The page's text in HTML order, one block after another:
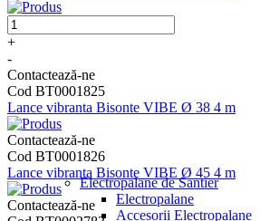
Electropalane de Santier
Electropalane
Accesorii Electropalane
+
-
Contactează-ne
Cod BT0001825
Lance vibranta Bisonte VIBE Ø 38 4 m
Contactează-ne
Cod BT0001826
Lance vibranta Bisonte VIBE Ø 45 4 m
Contactează-ne